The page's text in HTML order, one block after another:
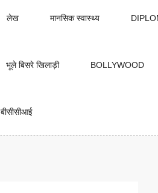
लेख मानसिक स्वास्थ्य
भूले बिसरे खिलाड़ी BOLLYWOOD
बीसीसीआई